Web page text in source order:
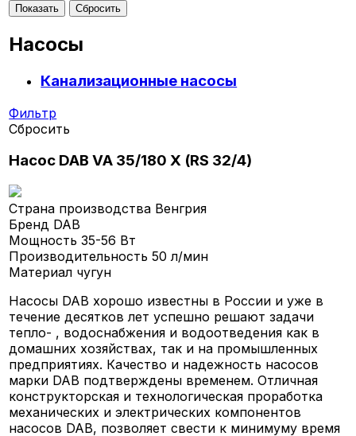
Насосы
Канализационные насосы
Фильтр
Сбросить
Насос DAB VA 35/180 X (RS 32/4)
Страна производства Венгрия
Бренд DAB
Мощность35-56 Вт
Производительность50 л/мин
Материал чугун
Насосы DAB хорошо известны в России и уже в
течение десятков лет успешно решают задачи
тепло- , водоснабжения и водоотведения как в
домашних хозяйствах, так и на промышленных
предприятиях. Качество и надежность насосов
марки DAB подтверждены временем. Отличная
конструкторская и технологическая проработка
механических и электрических компонентов
насосов DAB, позволяет свести к минимуму время